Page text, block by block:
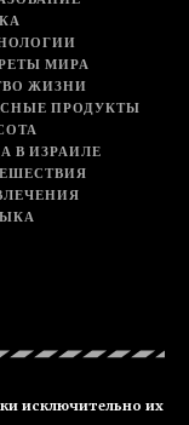
МИРА
ЖИЗНИ
ПРОДУКТЫ
В ИЗРАИЛЕ
исключительно их